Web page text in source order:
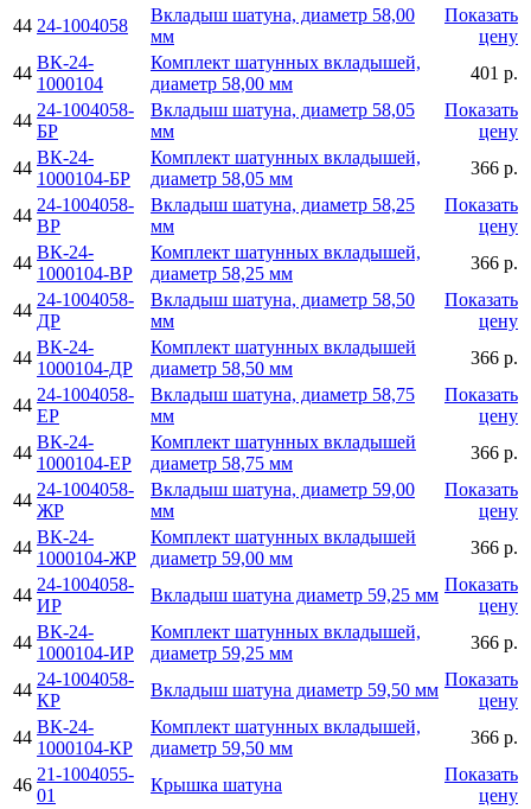
44 24-1004058
Вкладыш шатуна, диаметр 58,00
мм
Показать
цену
44
ВК-24-
1000104
Комплект шатунных вкладышей,
диаметр 58,00 мм
401 р.
44
24-1004058-
БР
Вкладыш шатуна, диаметр 58,05
мм
Показать
цену
44
ВК-24-
1000104-БР
Комплект шатунных вкладышей,
диаметр 58,05 мм
366 р.
44
24-1004058-
ВР
Вкладыш шатуна, диаметр 58,25
мм
Показать
цену
44
ВК-24-
1000104-ВР
Комплект шатунных вкладышей,
диаметр 58,25 мм
366 р.
44
24-1004058-
ДР
Вкладыш шатуна, диаметр 58,50
мм
Показать
цену
44
ВК-24-
1000104-ДР
Комплект шатунных вкладышей
диаметр 58,50 мм
366 р.
44
24-1004058-
ЕР
Вкладыш шатуна, диаметр 58,75
мм
Показать
цену
44
ВК-24-
1000104-ЕР
Комплект шатунных вкладышей
диаметр 58,75 мм
366 р.
44
24-1004058-
ЖР
Вкладыш шатуна, диаметр 59,00
мм
Показать
цену
44
ВК-24-
1000104-ЖР
Комплект шатунных вкладышей
диаметр 59,00 мм
366 р.
44
24-1004058-
ИР
Вкладыш шатуна диаметр 59,25 мм
Показать
цену
44
ВК-24-
1000104-ИР
Комплект шатунных вкладышей,
диаметр 59,25 мм
366 р.
44
24-1004058-
КР
Вкладыш шатуна диаметр 59,50 мм
Показать
цену
44
ВК-24-
1000104-КР
Комплект шатунных вкладышей,
диаметр 59,50 мм
366 р.
46
21-1004055-
01
Крышка шатуна
Показать
цену